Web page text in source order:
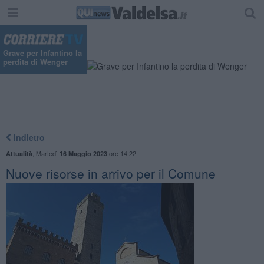
Grave per Infantino la
perdita di Wenger
Indietro
Attualità Martedì 16 Maggio 2023ore 14:22
Nuove risorse in arrivo per il Comune